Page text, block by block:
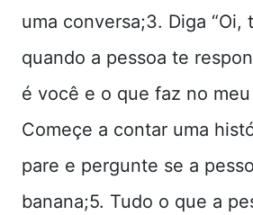
uma conversa;3. Diga “Oi,
quando a pessoa te
é você e o que faz no meu
Começe a contar uma
pare e pergunte se a
banana;5. Tudo o que a